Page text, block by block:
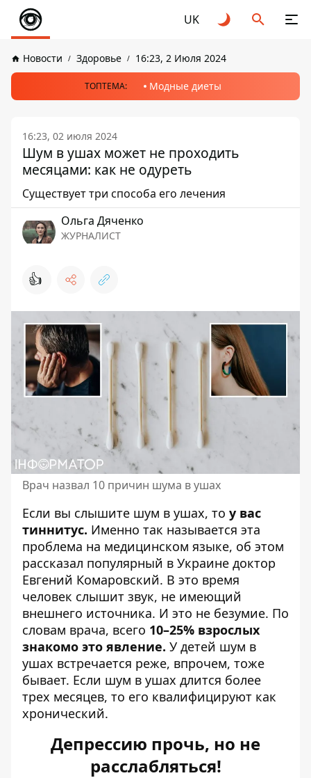
UK
Новости Здоровье 16:23, 2 Июля 2024
ТОПТЕМА: Модные диеты
16:23, 02 июля 2024
Шум в ушах может не проходить
месяцами: как не одуреть
Существует три способа его лечения
Ольга Дяченко
ЖУРНАЛИСТ
👍
Врач назвал 10 причин шума в ушах
Если вы слышите шум в ушах, то у вас
тиннитус. Именно так называется эта
проблема на медицинском языке, об этом
рассказал популярный в Украине доктор
Евгений Комаровский. В это время
человек слышит звук, не имеющий
внешнего источника. И это не безумие. По
словам врача, всего 10–25% взрослых
знакомо это явление. У детей шум в
ушах встречается реже, впрочем, тоже
бывает. Если шум в ушах длится более
трех месяцев, то его квалифицируют как
хронический.
Депрессию прочь, но не
расслабляться!